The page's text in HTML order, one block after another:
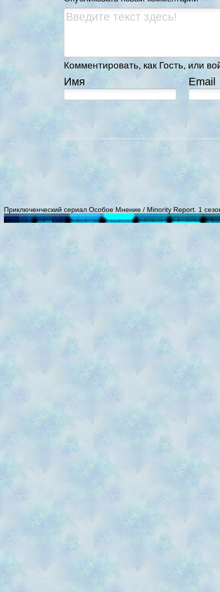
Комментировать, как Гость, или
Имя Email
Приключенческий сериал Особое Мнение / Minority Report. 1